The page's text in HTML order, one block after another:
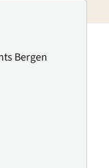
Bergen